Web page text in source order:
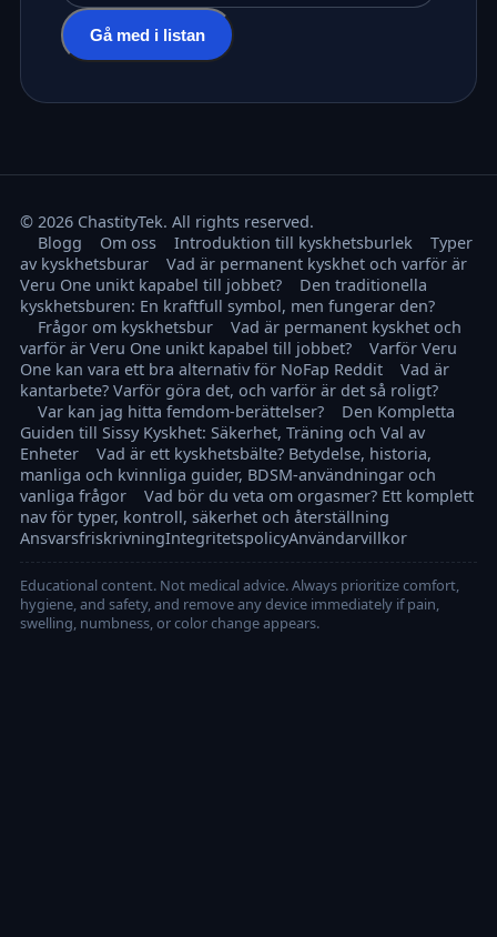
E-postadress
Gå med i listan
© 2026 ChastityTek. All rights reserved.
Blogg
Om oss Introduktion till kyskhetsburlek
Typer
av kyskhetsburar
Vad är permanent kyskhet och varför är
Veru One unikt kapabel till jobbet?
Den traditionella
kyskhetsburen: En kraftfull symbol, men fungerar den?
Frågor om kyskhetsbur
Vad är permanent kyskhet och
varför är Veru One unikt kapabel till jobbet?
Varför Veru
One kan vara ett bra alternativ för NoFap Reddit
Vad är
kantarbete? Varför göra det, och varför är det så roligt?
Var kan jag hitta femdom-berättelser?
Den Kompletta
Guiden till Sissy Kyskhet: Säkerhet, Träning och Val av
Enheter
Vad är ett kyskhetsbälte? Betydelse, historia,
manliga och kvinnliga guider, BDSM-användningar och
vanliga frågor
Vad bör du veta om orgasmer? Ett komplett
nav för typer, kontroll, säkerhet och återställning
AnsvarsfriskrivningIntegritetspolicyAnvändarvillkor
Educational content. Not medical advice. Always prioritize comfort,
hygiene, and safety, and remove any device immediately if pain,
swelling, numbness, or color change appears.